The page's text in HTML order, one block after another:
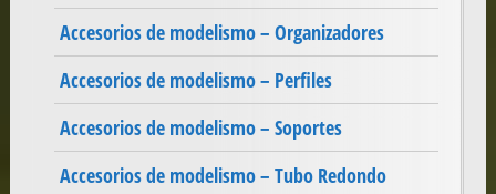
Accesorios de modelismo – Organizadores
Accesorios de modelismo – Perfiles
Accesorios de modelismo – Soportes
Accesorios de modelismo – Tubo Redondo